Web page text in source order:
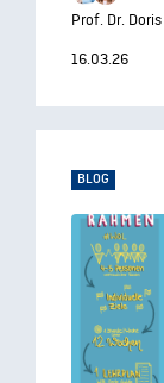
Prof. Dr.
16.03.26
BLOG